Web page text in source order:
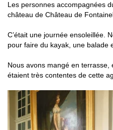
Les personnes accompagnées
château de Château de
C’était une journée ensoleillée.
pour faire du kayak, une balade
Nous avons mangé en
étaient très contentes de cette